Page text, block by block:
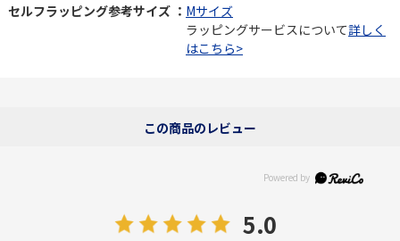
セルフラッピング参考サイズ ： Mサイズ
ラッピングサービスについて詳しく
はこちら>
この商品のレビュー
5.0